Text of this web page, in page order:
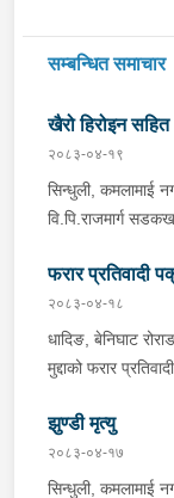
सम्बन्धित समाचार
खैरो हिरोइन
२०८३-०४-१९
सिन्धुली, कमलामाई
वि.पि.राजमार्ग
बर्दिवासको संयुक्त
सिन्धुली कमलामाई
चन्द्र बहादुर
यात्रुबाहक E.V.
ल्याएको तरकारीको
ल्याएको लागु औषध
पारी नियन्त्रणमा
फरार प्रतिवादी
२०८३-०४-१८
धादिङ, बेनिघाट
मुद्दाको फरार
झुण्डी मृत्यु
२०८३-०४-१७
सिन्धुली, कमलामाई